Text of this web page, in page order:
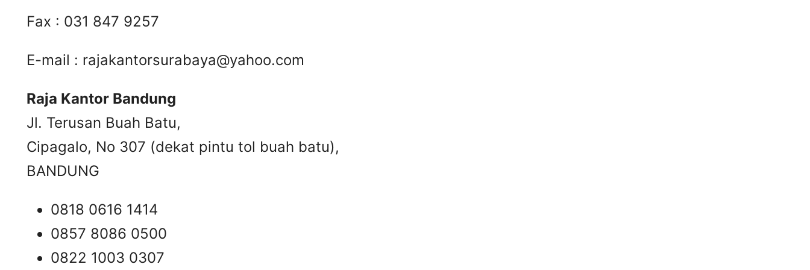
Fax : 031 847 9257
E-mail : rajakantorsurabaya@yahoo.com
Raja Kantor Bandung
Jl. Terusan Buah Batu,
Cipagalo, No 307 (dekat pintu tol buah batu),
BANDUNG
0818 0616 1414
0857 8086 0500
0822 1003 0307